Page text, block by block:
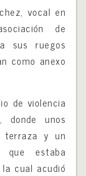
vocal en
de
sus ruegos
como anexo
de violencia
donde unos
terraza y un
estaba
cual acudió